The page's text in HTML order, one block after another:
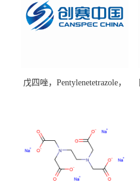
戊四唑，Pentylenetetrazole，